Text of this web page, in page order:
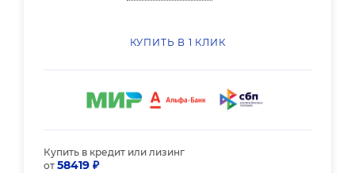
КУПИТЬ В 1 КЛИК
Купить в кредит или лизинг
от 58419 ₽